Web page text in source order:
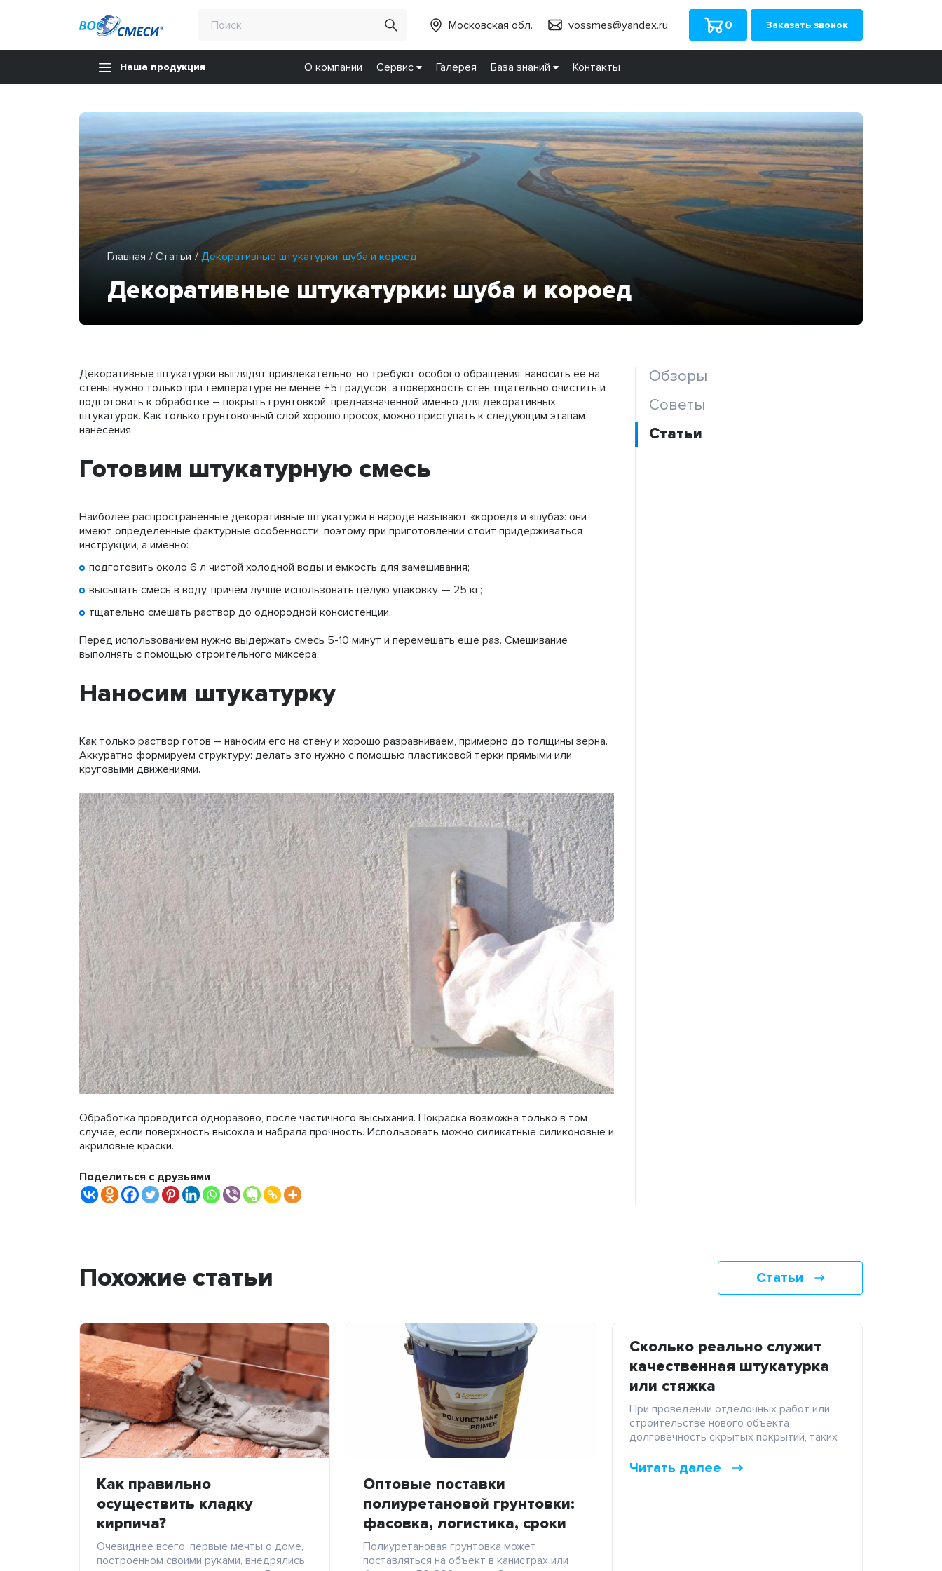
Московская обл. vossmes@yandex.ru 0 Заказать звонок
Наша продукция О компании Сервис Галерея База знаний Контакты
Главная Статьи Декоративные штукатурки: шуба и короед
Декоративные штукатурки: шуба и короед
Декоративные штукатурки выглядят привлекательно, но требуют особого обращения: наносить ее на
стены нужно только при температуре не менее +5 градусов, а поверхность стен тщательно очистить и
подготовить к обработке – покрыть грунтовкой, предназначенной именно для декоративных
штукатурок. Как только грунтовочный слой хорошо просох, можно приступать к следующим этапам
нанесения.
Готовим штукатурную смесь
Наиболее распространенные декоративные штукатурки в народе называют «короед» и «шуба»: они
имеют определенные фактурные особенности, поэтому при приготовлении стоит придерживаться
инструкции, а именно:
подготовить около 6 л чистой холодной воды и емкость для замешивания;
высыпать смесь в воду, причем лучше использовать целую упаковку — 25 кг;
тщательно смешать раствор до однородной консистенции.
Перед использованием нужно выдержать смесь 5-10 минут и перемешать еще раз. Смешивание
выполнять с помощью строительного миксера.
Наносим штукатурку
Как только раствор готов – наносим его на стену и хорошо разравниваем, примерно до толщины зерна.
Аккуратно формируем структуру: делать это нужно с помощью пластиковой терки прямыми или
круговыми движениями.
Обработка проводится одноразово, после частичного высыхания. Покраска возможна только в том
случае, если поверхность высохла и набрала прочность. Использовать можно силикатные силиконовые и
акриловые краски.
Поделиться с друзьями
Обзоры
Советы
Статьи
Похожие статьи Статьи
Как правильно
осуществить кладку
кирпича?
Очевиднее всего, первые мечты о доме,
построенном своими руками, внедрялись
Оптовые поставки
полиуретановой грунтовки:
фасовка, логистика, сроки
Полиуретановая грунтовка может
поставляться на объект в канистрах или
Сколько реально служит
качественная штукатурка
или стяжка
При проведении отделочных работ или
строительстве нового объекта
долговечность скрытых покрытий, таких
напольная стяжка, имеет первостепенное
значение. Ошибки на данном этапе
Читать далее